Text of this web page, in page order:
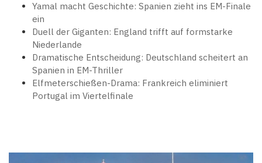
Yamal macht Geschichte: Spanien zieht ins EM-Finale
ein
Duell der Giganten: England trifft auf formstarke
Niederlande
Dramatische Entscheidung: Deutschland scheitert an
Spanien in EM-Thriller
Elfmeterschießen-Drama: Frankreich eliminiert
Portugal im Viertelfinale